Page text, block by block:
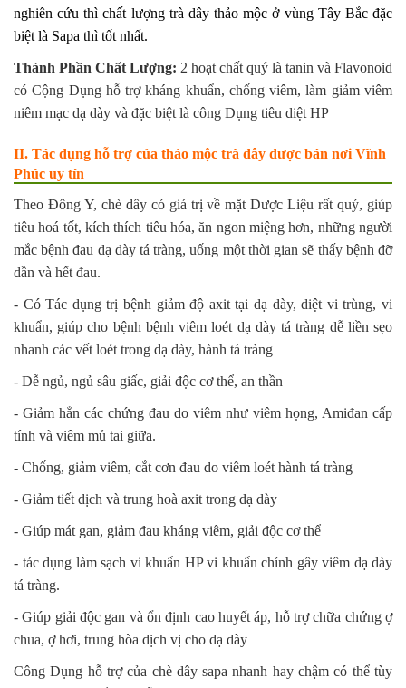
nghiên cứu thì chất lượng trà dây thảo mộc ở vùng Tây Bắc đặc
biệt là Sapa thì tốt nhất.
Thành Phần Chất Lượng: 2 hoạt chất quý là tanin và Flavonoid
có Cộng Dụng hỗ trợ kháng khuẩn, chống viêm, làm giảm viêm
niêm mạc dạ dày và đặc biệt là công Dụng tiêu diệt HP
II. Tác dụng hỗ trợ của thảo mộc trà dây được bán nơi Vĩnh
Phúc uy tín
Theo Đông Y, chè dây có giá trị về mặt Dược Liệu rất quý, giúp
tiêu hoá tốt, kích thích tiêu hóa, ăn ngon miệng hơn, những người
mắc bệnh đau dạ dày tá tràng, uống một thời gian sẽ thấy bệnh đỡ
dần và hết đau.
- Có Tác dụng trị bệnh giảm độ axit tại dạ dày, diệt vi trùng, vi
khuẩn, giúp cho bệnh bệnh viêm loét dạ dày tá tràng dễ liền sẹo
nhanh các vết loét trong dạ dày, hành tá tràng
- Dễ ngủ, ngủ sâu giấc, giải độc cơ thể, an thần
- Giảm hẳn các chứng đau do viêm như viêm họng, Amiđan cấp
tính và viêm mủ tai giữa.
- Chống, giảm viêm, cắt cơn đau do viêm loét hành tá tràng
- Giảm tiết dịch và trung hoà axit trong dạ dày
- Giúp mát gan, giảm đau kháng viêm, giải độc cơ thể
- tác dụng làm sạch vi khuẩn HP vi khuẩn chính gây viêm dạ dày
tá tràng.
- Giúp giải độc gan và ổn định cao huyết áp, hỗ trợ chữa chứng ợ
chua, ợ hơi, trung hòa dịch vị cho dạ dày
Công Dụng hỗ trợ của chè dây sapa nhanh hay chậm có thể tùy